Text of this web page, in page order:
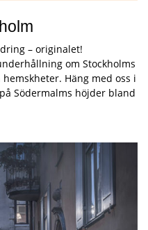
– originalet!
om Stockholms
Häng med oss i
Södermalms höjder bland